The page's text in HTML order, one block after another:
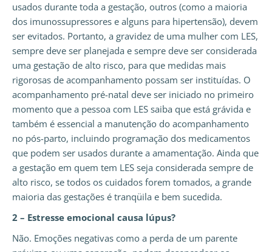
usados durante toda a gestação, outros (como a maioria
dos imunossupressores e alguns para hipertensão), devem
ser evitados. Portanto, a gravidez de uma mulher com LES,
sempre deve ser planejada e sempre deve ser considerada
uma gestação de alto risco, para que medidas mais
rigorosas de acompanhamento possam ser instituídas. O
acompanhamento pré-natal deve ser iniciado no primeiro
momento que a pessoa com LES saiba que está grávida e
também é essencial a manutenção do acompanhamento
no pós-parto, incluindo programação dos medicamentos
que podem ser usados durante a amamentação. Ainda que
a gestação em quem tem LES seja considerada sempre de
alto risco, se todos os cuidados forem tomados, a grande
maioria das gestações é tranqüila e bem sucedida.
2 – Estresse emocional causa lúpus?
Não. Emoções negativas como a perda de um parente